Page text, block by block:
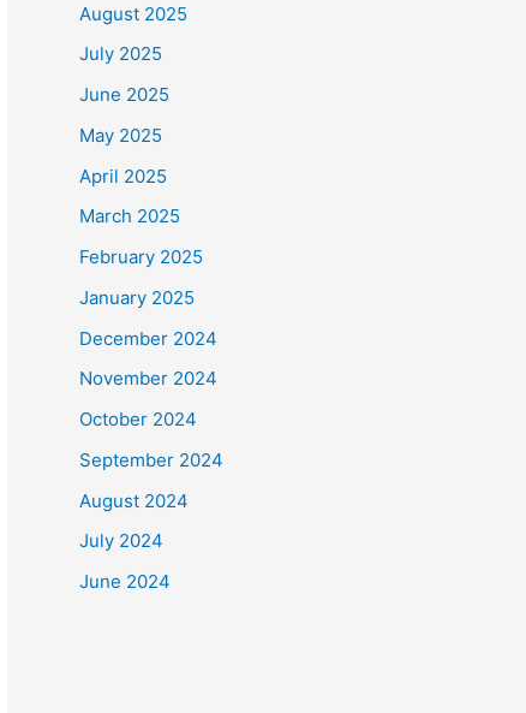
August 2025
July 2025
June 2025
May 2025
April 2025
March 2025
February 2025
January 2025
December 2024
November 2024
October 2024
September 2024
August 2024
July 2024
June 2024